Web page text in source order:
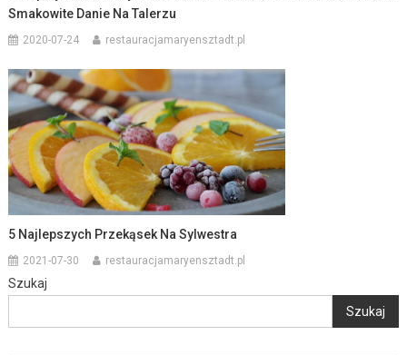
Smakowite Danie Na Talerzu
2020-07-24 restauracjamaryensztadt.pl
5 Najlepszych Przekąsek Na Sylwestra
2021-07-30 restauracjamaryensztadt.pl
Szukaj
Szukaj